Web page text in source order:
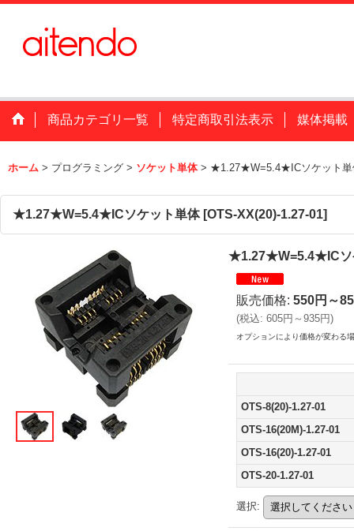
商品カテゴリ一覧 特定商取引法表示 媒体掲載
ホーム > プログラミング > ソケット単体 > ★1.27★W=5.4★ICソケット単
★1.27★W=5.4★ICソケット単体 [OTS-XX(20)-1.27-01]
★1.27★W=5.4★ICソ
販売価格: 550円～
(税込: 605円～935円)
オプションにより価格が変わる
OTS-8(20)-1.27-01
OTS-16(20M)-1.27-01
OTS-16(20)-1.27-01
OTS-20-1.27-01
選択: